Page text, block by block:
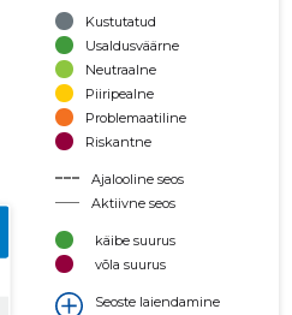
Kustutatud
Usaldusväärne
Neutraalne
Piiripealne
Problemaatiline
Riskantne
Ajalooline seos
Aktiivne seos
käibe suurus
võla suurus
Seoste laiendamine